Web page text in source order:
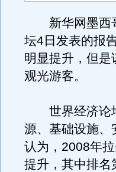
新华网墨西哥
坛4日发表的报
明显提升，但
观光游客。
世界经济论坛
源、基础设施、
认为，2008年
提升，其中排名